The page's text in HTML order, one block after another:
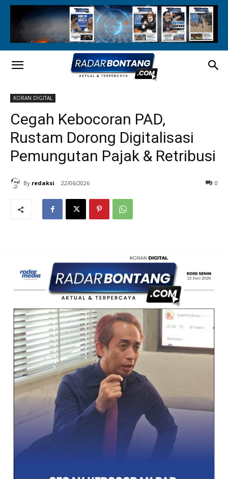
KORAN DIGITAL
Cegah Kebocoran PAD,
Rustam Dorong Digitalisasi
Pemungutan Pajak & Retribusi
By redaksi 22/06/2026 0